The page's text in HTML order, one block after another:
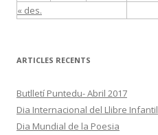
« des.
ARTICLES RECENTS
Butlletí Puntedu- Abril 2017
Dia Internacional del Llibre Infantil
Dia Mundial de la Poesia